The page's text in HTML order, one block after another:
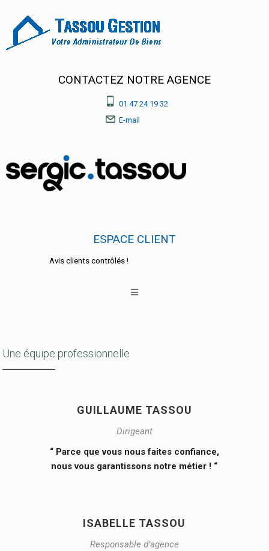
CONTACTEZ NOTRE AGENCE
01 47 24 19 32
E-mail
ESPACE CLIENT
Avis clients contrôlés !
Une équipe professionnelle
GUILLAUME TASSOU
Dirigeant
“ Parce que vous nous faites confiance,
nous vous garantissons notre métier ! “
ISABELLE TASSOU
Responsable d’agence